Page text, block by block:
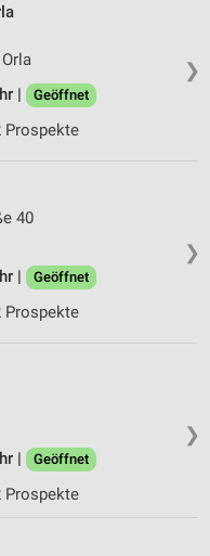
❯
|
Geöffnet
Prospekte
❯
40
|
Geöffnet
Prospekte
❯
|
Geöffnet
Prospekte